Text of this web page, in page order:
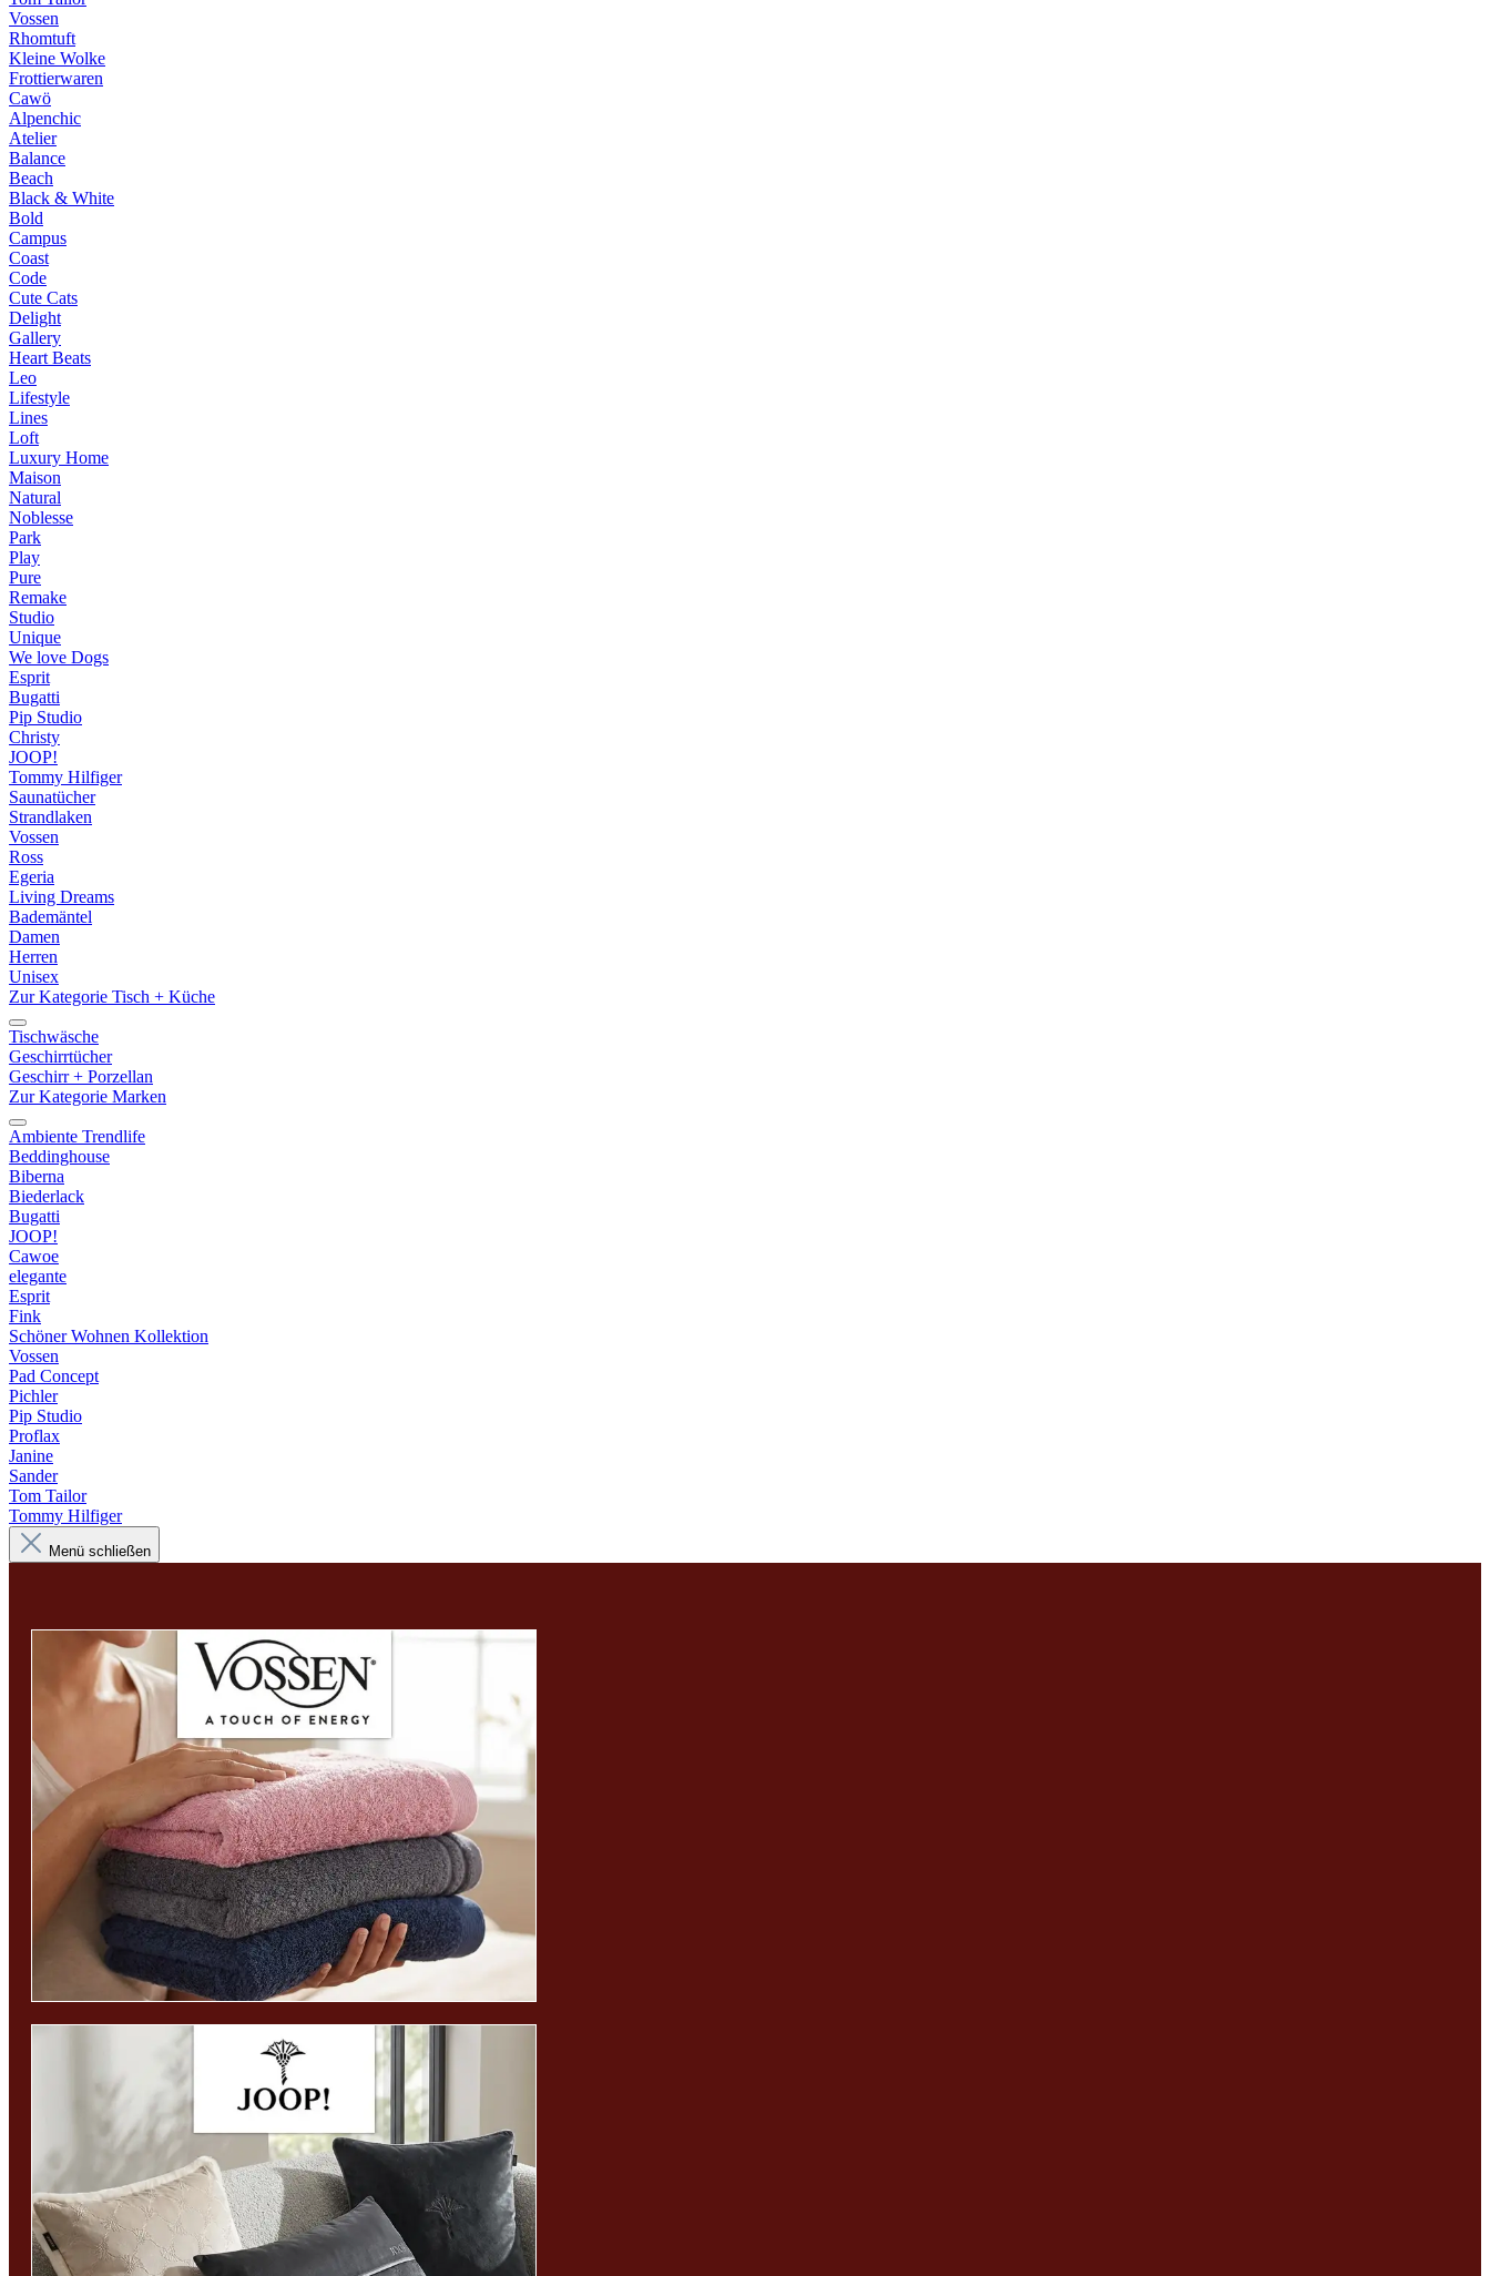
Vossen
Rhomtuft
Kleine Wolke
Frottierwaren
Cawö
Alpenchic
Atelier
Balance
Beach
Black & White
Bold
Campus
Coast
Code
Cute Cats
Delight
Gallery
Heart Beats
Leo
Lifestyle
Lines
Loft
Luxury Home
Maison
Natural
Noblesse
Park
Play
Pure
Remake
Studio
Unique
We love Dogs
Esprit
Bugatti
Pip Studio
Christy
JOOP!
Tommy Hilfiger
Saunatücher
Strandlaken
Vossen
Ross
Egeria
Living Dreams
Bademäntel
Damen
Herren
Unisex
Zur Kategorie Tisch + Küche
Tischwäsche
Geschirrtücher
Geschirr + Porzellan
Zur Kategorie Marken
Ambiente Trendlife
Beddinghouse
Biberna
Biederlack
Bugatti
JOOP!
Cawoe
elegante
Esprit
Fink
Schöner Wohnen Kollektion
Vossen
Pad Concept
Pichler
Pip Studio
Proflax
Janine
Sander
Tom Tailor
Tommy Hilfiger
Menü schließen